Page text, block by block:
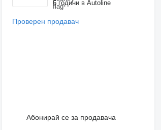
6 години в Autoline
Проверен продавач
Абонирай се за продавача